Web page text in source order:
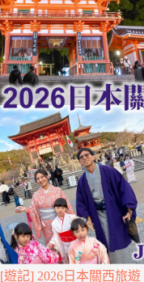
[遊記] 2026日本關西旅